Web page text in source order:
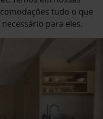
tudo o que
necessário para eles.